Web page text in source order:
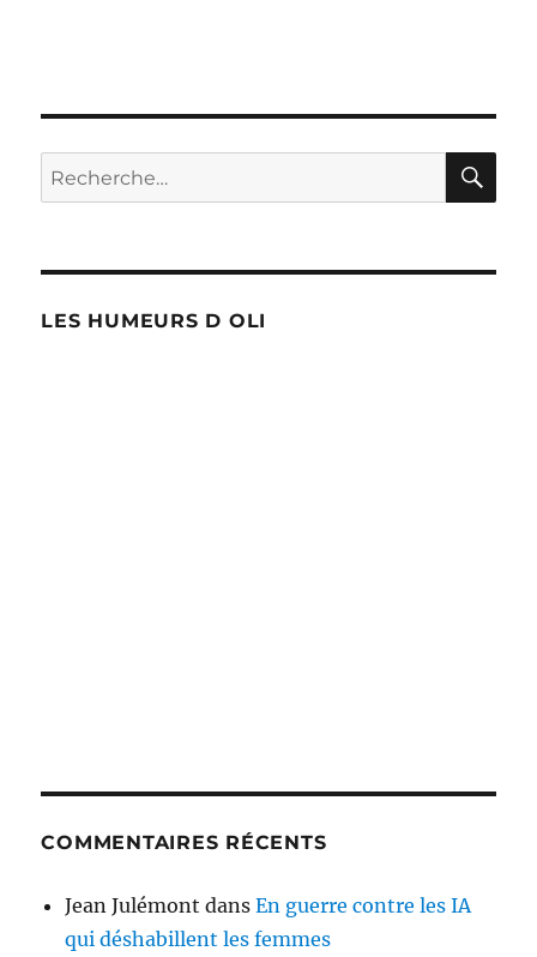
Recherche
pour :
LES HUMEURS D OLI
COMMENTAIRES RÉCENTS
Jean Julémont dansEn guerre contre les IA
qui déshabillent les femmes